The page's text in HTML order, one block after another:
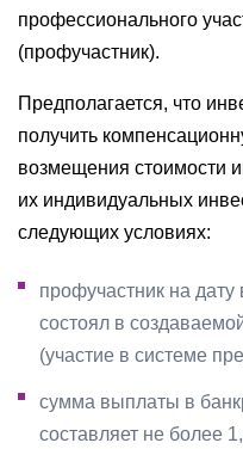
профессионального
(профучастник).
Предполагается, что
получить
возмещения стоимости
их индивидуальных
следующих условиях:
профучастник на дату
состоял в
(участие в системе
сумма выплаты в
составляет не более